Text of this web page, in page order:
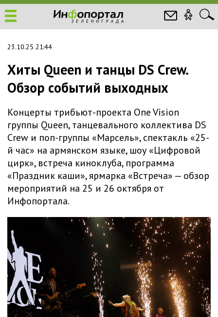
23.10.25 21:44
Хиты Queen и танцы DS Crew.
Обзор событий выходных
Концерты трибьют-проекта One Vision
группы Queen, танцевального коллектива DS
Crew и поп-группы «Марсель», спектакль «25-
й час» на армянском языке, шоу «Цифровой
цирк», встреча киноклуба, программа
«Праздник каши», ярмарка «Встреча» — обзор
мероприятий на 25 и 26 октября от
Инфопортала.